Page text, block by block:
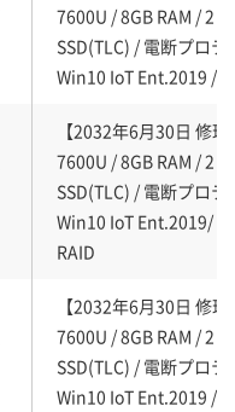
7600U / 8GB RAM /
SSD(TLC) / 電断プロ
Win10 IoT Ent.2019 /
【2032年6月30日 修
7600U / 8GB RAM /
SSD(TLC) / 電断プロ
Win10 IoT Ent.2019/
RAID
【2032年6月30日 修
7600U / 8GB RAM /
SSD(TLC) / 電断プロ
Win10 IoT Ent.2019 /